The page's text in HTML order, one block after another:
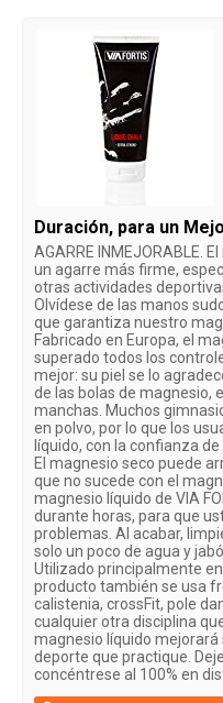
Duración, para un
AGARRE INMEJORABLE.
un agarre más firme,
otras actividades
Olvídese de las manos
que garantiza nuestro
Fabricado en Europa, el
superado todos los
mejor: su piel se lo
de las bolas de magnesio,
manchas. Muchos
en polvo, por lo que los
líquido, con la confianza
El magnesio seco puede
que no sucede con el
magnesio líquido de VIA
durante horas, para que
problemas. Al acabar,
solo un poco de agua y
Utilizado principalmente
producto también se usa
calistenia, crossFit, pole
cualquier otra disciplina
magnesio líquido mejorará
deporte que practique.
concéntrese al 100% en